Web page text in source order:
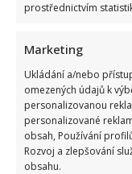
prostřednictvím
Marketing
Ukládání a/nebo
omezených údajů k
personalizovanou
personalizované
obsah, Používání
Rozvoj a zlepšování
obsahu.